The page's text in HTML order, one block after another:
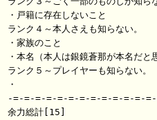
・戸籍に存在しないこと
ランク４～本人さえも知らない。
・家族のこと
・本名（本人は銀鏡蒼那が本名だと
ランク５～プレイヤーも知らない。
・
-=-=-=-=-=-=-=-=-=-=-=-=-
余力総計[15]